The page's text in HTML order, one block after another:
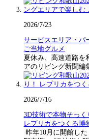
2026/7/23
サービスエリア・パ
ご当地グルメ
夏休み、高速道路を
アのリビング新聞
2026/7/16
3D技術で本物そっく
レプリカをつくる博
昨年10月に開館し